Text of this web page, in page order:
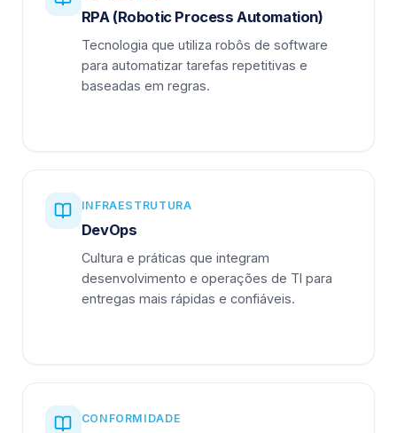
RPA (Robotic Process Automation)
Tecnologia que utiliza robôs de software
para automatizar tarefas repetitivas e
baseadas em regras.
INFRAESTRUTURA
DevOps
Cultura e práticas que integram
desenvolvimento e operações de TI para
entregas mais rápidas e confiáveis.
CONFORMIDADE